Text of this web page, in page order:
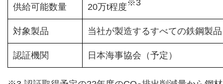
供給可能数量 20万t程度※3
対象製品 当社が製造するすべての鉄鋼製品
認証機関 日本海事協会（予定）